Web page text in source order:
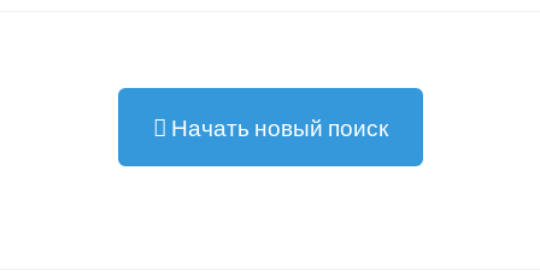
Начать новый поиск